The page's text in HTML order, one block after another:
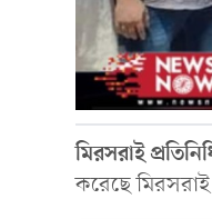
মিরসরাই
করেছে